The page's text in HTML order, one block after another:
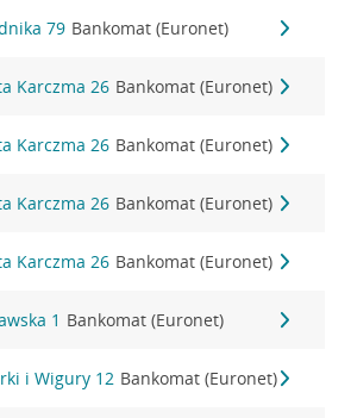
79 Bankomat (Euronet)
Karczma 26 Bankomat (Euronet)
Karczma 26 Bankomat (Euronet)
Karczma 26 Bankomat (Euronet)
Karczma 26 Bankomat (Euronet)
1 Bankomat (Euronet)
i Wigury 12 Bankomat (Euronet)